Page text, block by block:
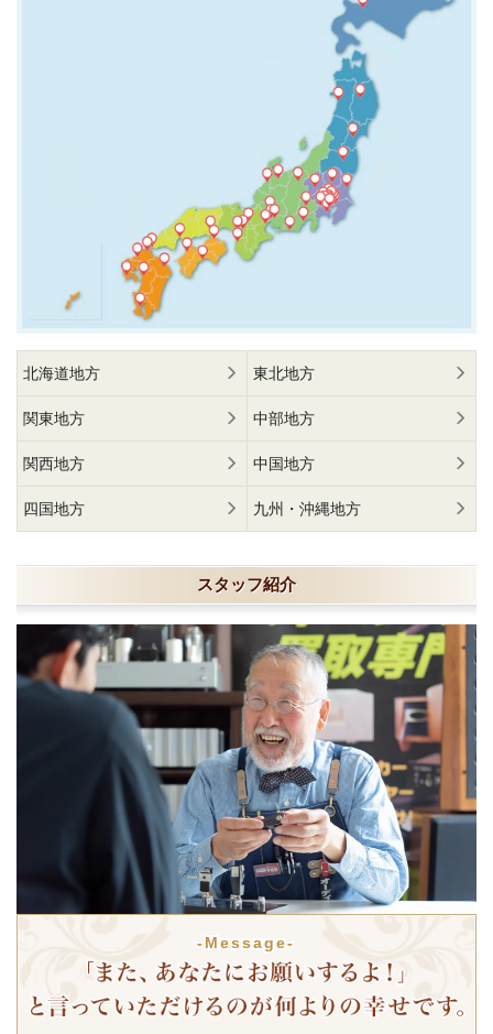
北海道地方 東北地方
関東地方 中部地方
関西地方 中国地方
四国地方 九州・沖縄地方
スタッフ紹介
-Message-